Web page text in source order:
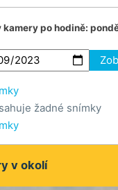
kamery po hodině:
žadné snímky
v okolí